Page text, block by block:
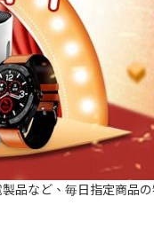
品など、毎日指定商品